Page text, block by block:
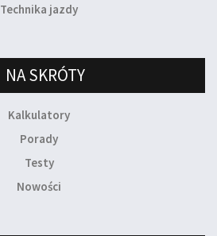
Technika jazdy
NA SKRÓTY
Kalkulatory
Porady
Testy
Nowości